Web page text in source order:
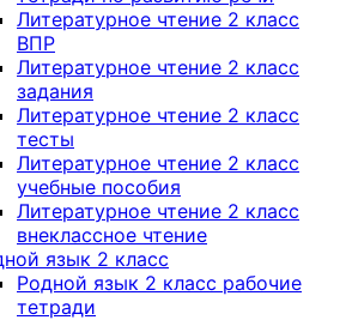
Литературное чтение 2 класс
ВПР
Литературное чтение 2 класс
задания
Литературное чтение 2 класс
тесты
Литературное чтение 2 класс
учебные пособия
Литературное чтение 2 класс
внеклассное чтение
язык 2 класс
Родной язык 2 класс рабочие
тетради